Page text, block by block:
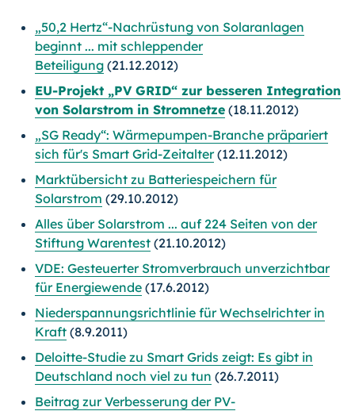
„50,2 Hertz“-Nachrüstung von Solaranlagen
beginnt ... mit schleppender
Beteiligung (21.12.2012)
EU-Projekt „PV GRID“ zur besseren Integration
von Solarstrom in Stromnetze (18.11.2012)
„SG Ready“: Wärmepumpen-Branche präpariert
sich für's Smart Grid-Zeitalter(12.11.2012)
Marktübersicht zu Batteriespeichern für
Solarstrom (29.10.2012)
Alles über Solarstrom ... auf 224 Seiten von der
Stiftung Warentest (21.10.2012)
VDE: Gesteuerter Stromverbrauch unverzichtbar
für Energiewende (17.6.2012)
Niederspannungsrichtlinie für Wechselrichter in
Kraft (8.9.2011)
Deloitte-Studie zu Smart Grids zeigt: Es gibt in
Deutschland noch viel zu tun (26.7.2011)
Beitrag zur Verbesserung der PV-